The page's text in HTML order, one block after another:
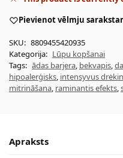
Pievienot vēlmju
SKU: 8809455420935
Kategorija: Lūpu kopšanai
Tags: ādas barjera, bekvapis,
hipoalerģisks, intensyvus
mitrināšana, raminantis efekts,
Apraksts